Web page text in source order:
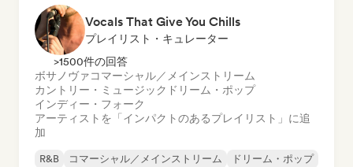
Vocals That Give You Chills
プレイリスト・キュレーター
>1500件の回答
ボサノヴァコマーシャル／メインストリーム
カントリー・ミュージック ドリーム・ポップ
インディー・フォーク
アーティストを「インパクトのあるプレイリスト」に追
加
R&B コマーシャル／メインストリーム
ドリーム・ポップ